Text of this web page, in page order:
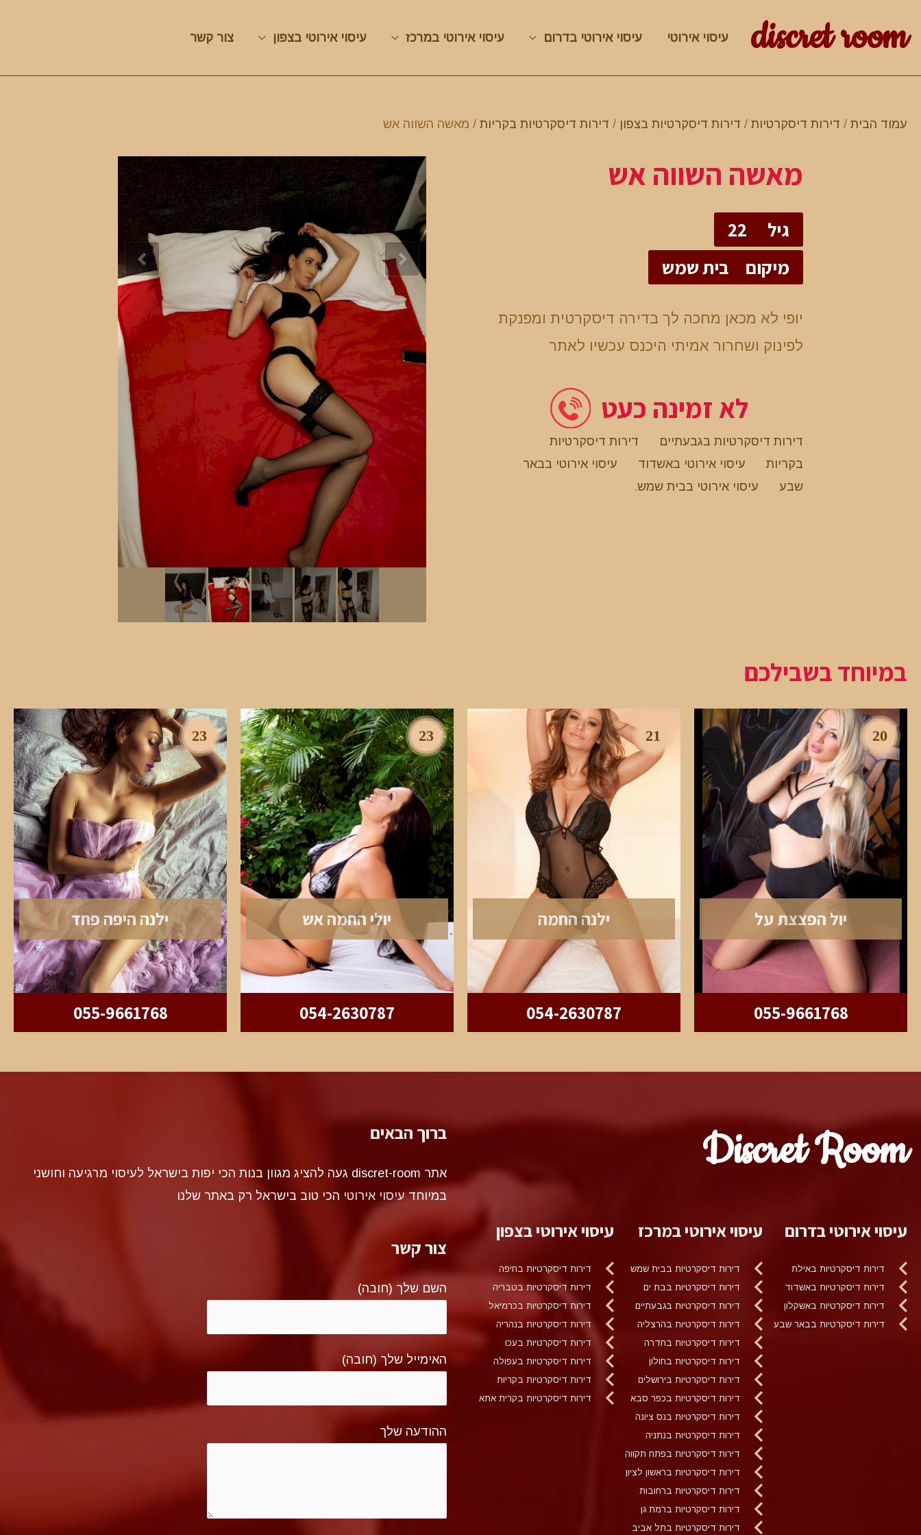
discret room עיסוי אירוטי עיסוי אירוטי בדרום עיסוי אירוטי במרכז עיסוי אירוטי בצפון צור קשר
עמוד הבית / דירות דיסקרטיות / דירות דיסקרטיות בצפון / דירות דיסקרטיות בקריות / מאשה השווה אש
מאשה השווה אש
גיל
22
מיקום
בית שמש
יופי לא מכאן מחכה לך בדירה דיסקרטית ומפנקת
לפינוק ושחרור אמיתי היכנס עכשיו לאתר
לא זמינה כעט
דירות דיסקרטיות בגבעתיים
דירות דיסקרטיות
בקריות
עיסוי אירוטי באשדוד
עיסוי אירוטי בבאר
שבע
עיסוי אירוטי בבית שמש.
במיוחד בשבילכם
20
יול הפצצת על
055-9661768
21
ילנה החמה
054-2630787
23
יולי החמה אש
054-2630787
23
ילנה היפה פחד
055-9661768
Discret Room
עיסוי אירוטי בדרום
דירות דיסקרטיות באילת
דירות דיסקרטיות באשדוד
דירות דיסקרטיות באשקלון
דירות דיסקרטיות בבאר שבע
עיסוי אירוטי במרכז
דירות דיסקרטיות בבית שמש
דירות דיסקרטיות בבת ים
דירות דיסקרטיות בגבעתיים
דירות דיסקרטיות בהרצליה
דירות דיסקרטיות בחדרה
דירות דיסקרטיות בחולון
דירות דיסקרטיות בירושלים
דירות דיסקרטיות בכפר סבא
דירות דיסקרטיות בנס ציונה
דירות דיסקרטיות בנתניה
דירות דיסקרטיות בפתח תקווה
דירות דיסקרטיות בראשון לציון
דירות דיסקרטיות ברחובות
דירות דיסקרטיות ברמת גן
דירות דיסקרטיות בתל אביב
עיסוי אירוטי בצפון
דירות דיסקרטיות בחיפה
דירות דיסקרטיות בטבריה
דירות דיסקרטיות בכרמיאל
דירות דיסקרטיות בנהריה
דירות דיסקרטיות בעכו
דירות דיסקרטיות בעפולה
דירות דיסקרטיות בקריות
דירות דיסקרטיות בקרית אתא
ברוך הבאים
אתר discret-room געה להציג מגוון בנות הכי יפות בישראל לעיסוי מרגיעה וחושני
במיוחדעיסוי אירוטי הכי טוב בישראל רק באתר שלנו
צור קשר
השם שלך (חובה)
האימייל שלך (חובה)
ההודעה שלך